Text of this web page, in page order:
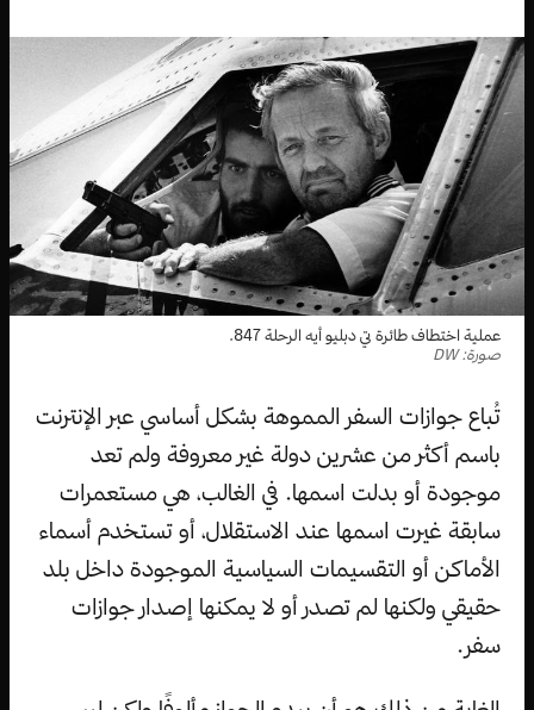
عملية اختطاف طائرة تي دبليو أيه الرحلة 847.
صورة: DW
تُباع جوازات السفر المموهة بشكل أساسي عبر الإنترنت
باسم أكثر من عشرين دولة غير معروفة ولم تعد
موجودة أو بدلت اسمها. في الغالب، هي مستعمرات
سابقة غيرت اسمها عند الاستقلال، أو تستخدم أسماء
الأماكن أو التقسيمات السياسية الموجودة داخل بلد
حقيقي ولكنها لم تصدر أو لا يمكنها إصدار جوازات
سفر.